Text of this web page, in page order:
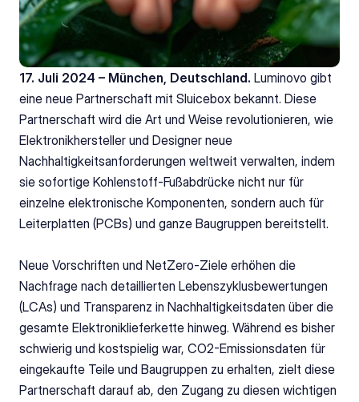
17. Juli 2024 – München, Deutschland. Luminovo gibt
eine neue Partnerschaft mit Sluicebox bekannt. Diese
Partnerschaft wird die Art und Weise revolutionieren, wie
Elektronikhersteller und Designer neue
Nachhaltigkeitsanforderungen weltweit verwalten, indem
sie sofortige Kohlenstoff-Fußabdrücke nicht nur für
einzelne elektronische Komponenten, sondern auch für
Leiterplatten (PCBs) und ganze Baugruppen bereitstellt.
Neue Vorschriften und NetZero-Ziele erhöhen die
Nachfrage nach detaillierten Lebenszyklusbewertungen
(LCAs) und Transparenz in Nachhaltigkeitsdaten über die
gesamte Elektroniklieferkette hinweg. Während es bisher
schwierig und kostspielig war, CO2-Emissionsdaten für
eingekaufte Teile und Baugruppen zu erhalten, zielt diese
Partnerschaft darauf ab, den Zugang zu diesen wichtigen